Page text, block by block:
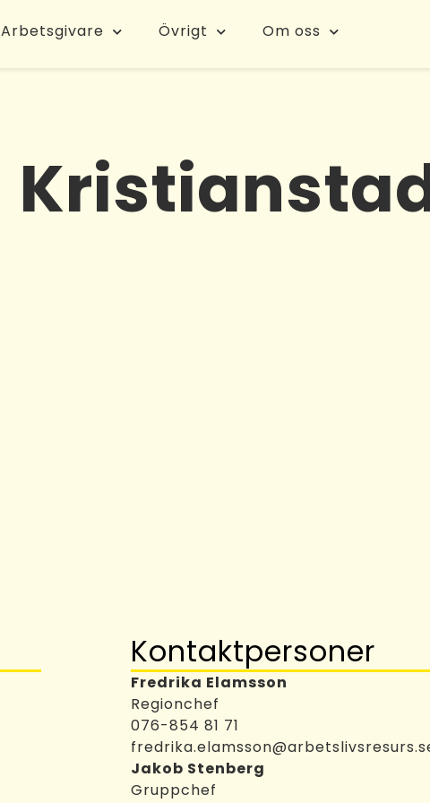
Arbetsgivare Övrigt Om oss
Kontaktpersoner
Fredrika Elamsson
Regionchef
076-854 81 71
Jakob Stenberg
Gruppchef